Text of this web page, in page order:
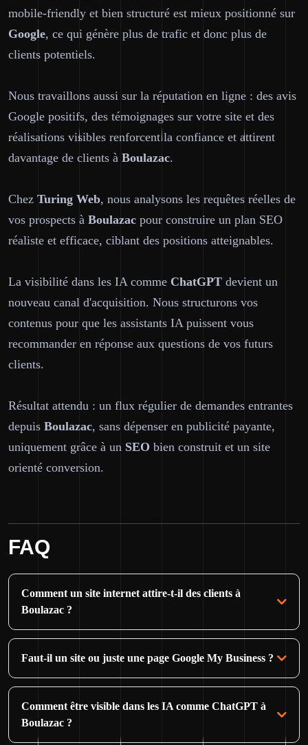
mobile-friendly et bien structuré est mieux positionné sur
Google, ce qui génère plus de trafic et donc plus de
clients potentiels.
Nous travaillons aussi sur la réputation en ligne : des avis
Google positifs, des témoignages sur votre site et des
réalisations visibles renforcent la confiance et attirent
davantage de clients à Boulazac.
Chez Turing Web, nous analysons les requêtes réelles de
vos prospects à Boulazac pour construire un plan SEO
réaliste et efficace, ciblant des positions atteignables.
La visibilité dans les IA comme ChatGPT devient un
nouveau canal d'acquisition. Nous structurons vos
contenus pour que les assistants IA puissent vous
recommander en réponse aux questions de vos futurs
clients.
Résultat attendu : un flux régulier de demandes entrantes
depuis Boulazac, sans dépenser en publicité payante,
uniquement grâce à un SEO bien construit et un site
orienté conversion.
FAQ
Comment un site internet attire-t-il des clients à
Boulazac ?
Faut-il un site ou juste une page Google My Business ?
Comment être visible dans les IA comme ChatGPT à
Boulazac ?